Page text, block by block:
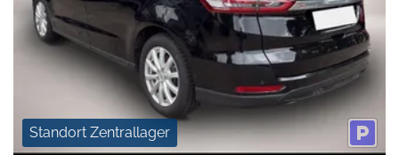
Standort Zentrallager